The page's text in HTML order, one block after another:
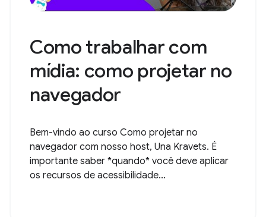
Como trabalhar com
mídia: como projetar no
navegador
Bem-vindo ao curso Como projetar no
navegador com nosso host, Una Kravets. É
importante saber *quando* você deve aplicar
os recursos de acessibilidade...